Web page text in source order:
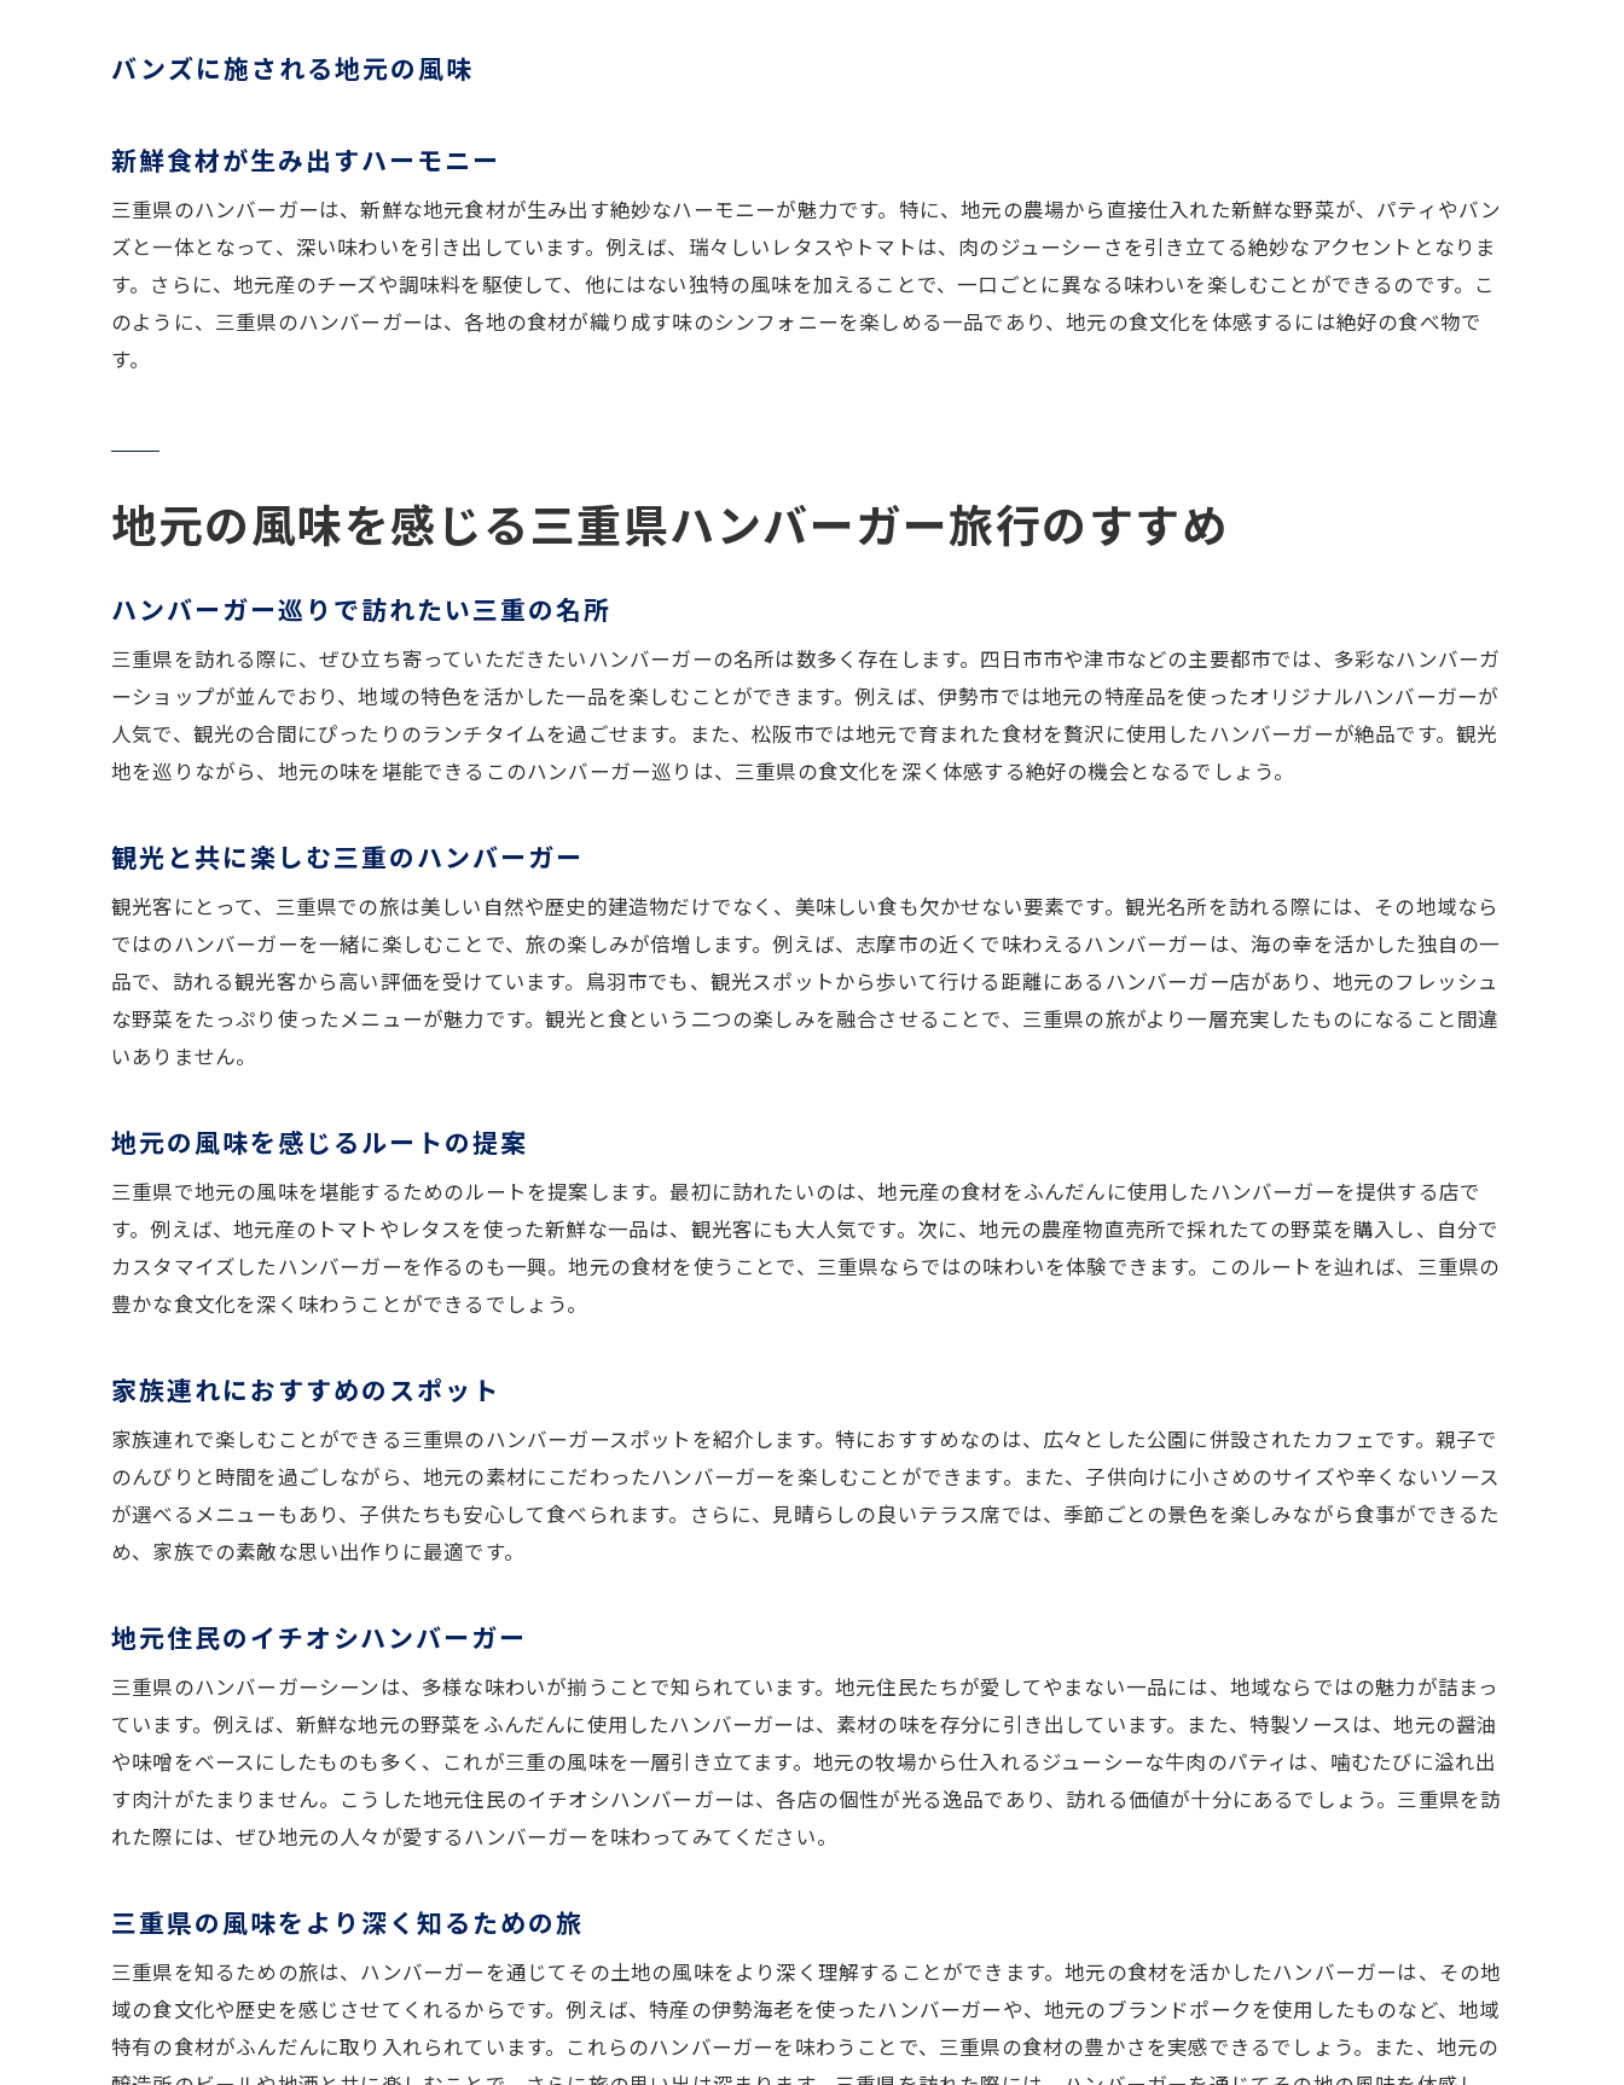
家族向けおすすめカフェ
三重県の食文化を体験できるスポット
地元の味を堪能できるハンバーガー店
食材選びから始まる美味しさ
食材への誇りを感じるハンバーガー
三重県の食の豊かさを体感できるハンバーガーの旅へ
ハンバーガーが映し出す三重の食文化
地元食材の奥深さに迫る旅
ハンバーガーを通じて知る三重の歴史
三重ならではの食の旅路
地元の人々と触れ合う食の体験
ジューシーなパティが魅力三重県ハンバーガー特集
肉の旨味を閉じ込めたパティ
地元の肉を使用したフィリング
地域の食材を活かしたパティ
三重県で味わう絶品ハンバーガー新鮮さと工夫が光る品々
地元の食材を取り入れた創作ハンバーガー
丁寧に調理された素材の魅力
食材と技が織り成す美味しさ
バンズに施される地元の風味
新鮮食材が生み出すハーモニー
三重県のハンバーガーは、新鮮な地元食材が生み出す絶妙なハーモニーが魅力です。特に、地元の農場から直接仕入れた新鮮な野菜が、パティやバン
ズと一体となって、深い味わいを引き出しています。例えば、瑞々しいレタスやトマトは、肉のジューシーさを引き立てる絶妙なアクセントとなりま
す。さらに、地元産のチーズや調味料を駆使して、他にはない独特の風味を加えることで、一口ごとに異なる味わいを楽しむことができるのです。こ
のように、三重県のハンバーガーは、各地の食材が織り成す味のシンフォニーを楽しめる一品であり、地元の食文化を体感するには絶好の食べ物で
す。
地元の風味を感じる三重県ハンバーガー旅行のすすめ
ハンバーガー巡りで訪れたい三重の名所
三重県を訪れる際に、ぜひ立ち寄っていただきたいハンバーガーの名所は数多く存在します。四日市市や津市などの主要都市では、多彩なハンバーガ
ーショップが並んでおり、地域の特色を活かした一品を楽しむことができます。例えば、伊勢市では地元の特産品を使ったオリジナルハンバーガーが
人気で、観光の合間にぴったりのランチタイムを過ごせます。また、松阪市では地元で育まれた食材を贅沢に使用したハンバーガーが絶品です。観光
地を巡りながら、地元の味を堪能できるこのハンバーガー巡りは、三重県の食文化を深く体感する絶好の機会となるでしょう。
観光と共に楽しむ三重のハンバーガー
観光客にとって、三重県での旅は美しい自然や歴史的建造物だけでなく、美味しい食も欠かせない要素です。観光名所を訪れる際には、その地域なら
ではのハンバーガーを一緒に楽しむことで、旅の楽しみが倍増します。例えば、志摩市の近くで味わえるハンバーガーは、海の幸を活かした独自の一
品で、訪れる観光客から高い評価を受けています。鳥羽市でも、観光スポットから歩いて行ける距離にあるハンバーガー店があり、地元のフレッシュ
な野菜をたっぷり使ったメニューが魅力です。観光と食という二つの楽しみを融合させることで、三重県の旅がより一層充実したものになること間違
いありません。
地元の風味を感じるルートの提案
三重県で地元の風味を堪能するためのルートを提案します。最初に訪れたいのは、地元産の食材をふんだんに使用したハンバーガーを提供する店で
す。例えば、地元産のトマトやレタスを使った新鮮な一品は、観光客にも大人気です。次に、地元の農産物直売所で採れたての野菜を購入し、自分で
カスタマイズしたハンバーガーを作るのも一興。地元の食材を使うことで、三重県ならではの味わいを体験できます。このルートを辿れば、三重県の
豊かな食文化を深く味わうことができるでしょう。
家族連れにおすすめのスポット
家族連れで楽しむことができる三重県のハンバーガースポットを紹介します。特におすすめなのは、広々とした公園に併設されたカフェです。親子で
のんびりと時間を過ごしながら、地元の素材にこだわったハンバーガーを楽しむことができます。また、子供向けに小さめのサイズや辛くないソース
が選べるメニューもあり、子供たちも安心して食べられます。さらに、見晴らしの良いテラス席では、季節ごとの景色を楽しみながら食事ができるた
め、家族での素敵な思い出作りに最適です。
地元住民のイチオシハンバーガー
三重県のハンバーガーシーンは、多様な味わいが揃うことで知られています。地元住民たちが愛してやまない一品には、地域ならではの魅力が詰まっ
ています。例えば、新鮮な地元の野菜をふんだんに使用したハンバーガーは、素材の味を存分に引き出しています。また、特製ソースは、地元の醤油
や味噌をベースにしたものも多く、これが三重の風味を一層引き立てます。地元の牧場から仕入れるジューシーな牛肉のパティは、噛むたびに溢れ出
す肉汁がたまりません。こうした地元住民のイチオシハンバーガーは、各店の個性が光る逸品であり、訪れる価値が十分にあるでしょう。三重県を訪
れた際には、ぜひ地元の人々が愛するハンバーガーを味わってみてください。
三重県の風味をより深く知るための旅
三重県を知るための旅は、ハンバーガーを通じてその土地の風味をより深く理解することができます。地元の食材を活かしたハンバーガーは、その地
域の食文化や歴史を感じさせてくれるからです。例えば、特産の伊勢海老を使ったハンバーガーや、地元のブランドポークを使用したものなど、地域
特有の食材がふんだんに取り入れられています。これらのハンバーガーを味わうことで、三重県の食材の豊かさを実感できるでしょう。また、地元の